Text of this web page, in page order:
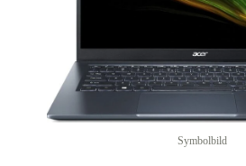
Symbolbild